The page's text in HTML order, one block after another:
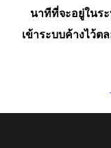
นาทีที่จะอยู่ในร
เข้าระบบค้างไว้ต